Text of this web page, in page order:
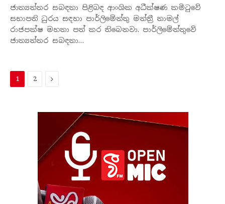
ජාත්‍යන්තර සබඳතා පිළිබඳ ආංශික අධීක්ෂණ කමිටුවේ
සභාපති ධුරය සඳහා පාර්ලිමේන්තු මන්ත්‍රී නාමල්
රාජපක්ෂ මහතා පත් කර තිබෙනවා. පාර්ලිමේන්තුවේ
ජාත්‍යන්තර සබඳතා…
1 2
ඊළ​